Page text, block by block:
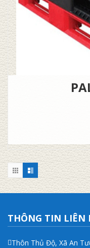
THÔNG TIN LIÊN
Thôn Thủ Độ, Xã An